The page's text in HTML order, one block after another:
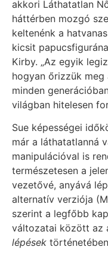
akkori Láthatatlan
háttérben mozgó
keltenénk a
kicsit
Kirby. „Az egyik
hogyan őrizzük
minden
világban hitelesen
Sue képességei
már a láthatatlanná
manipulációval is
természetesen a
vezetővé, anyává
alternatív verziója
szerint a legfőbb
változatai között az
lépések